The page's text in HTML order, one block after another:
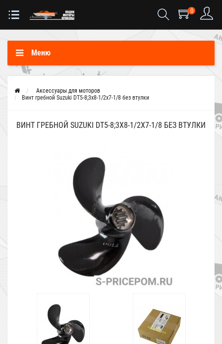
0
Меню
Аксессуары для моторов
Винт гребной Suzuki DT5-8;3x8-1/2x7-1/8 без втулки
ВИНТ ГРЕБНОЙ SUZUKI DT5-8;3X8-1/2X7-1/8 БЕЗ ВТУЛКИ